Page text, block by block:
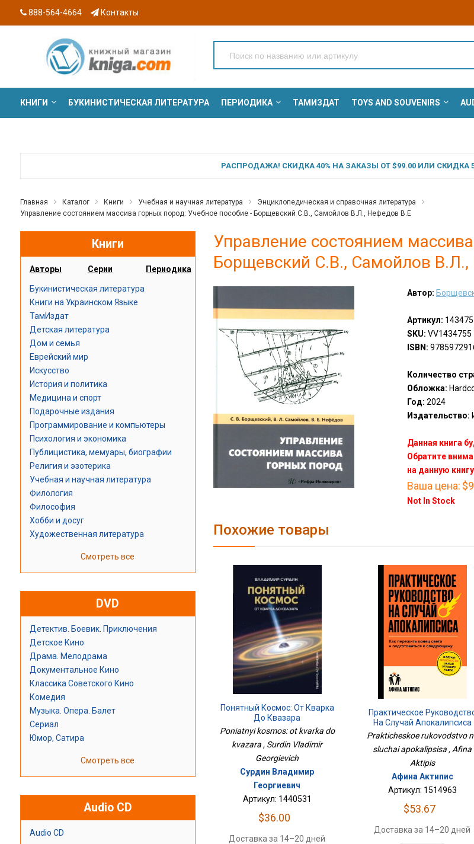
888-564-4664 Контакты
КНИГИ БУКИНИСТИЧЕСКАЯ ЛИТЕРАТУРА ПЕРИОДИКА ТАМИЗДАТ TOYS AND SOUVENIRS
РАСПРОДАЖА! СКИДКА 40% НА ЗАКАЗЫ ОТ $99.00 ИЛИ СКИДКА
Главная Каталог Книги Учебная и научная литература
Энциклопедическая и справочная литература
Управление состоянием массива горных пород: Учебное пособие - Борщевский С.В., Самойлов В.Л., Нефедов В.Е
Книги
Авторы Серии Периодика
Букинистическая литература
Книги на Украинском Языке
ТамИздат
Детская литература
Дом и семья
Еврейский мир
Искусство
История и политика
Медицина и спорт
Подарочные издания
Программирование и компьютеры
Психология и экономика
Публицистика, мемуары, биографии
Религия и эзотерика
Учебная и научная литература
Филология
Философия
Хобби и досуг
Художественная литература
Смотреть все
DVD
Детектив. Боевик. Приключения
Детское Кино
Драма. Мелодрама
Документальное Кино
Классика Советского Кино
Комедия
Музыка. Опера. Балет
Сериал
Юмор, Сатира
Смотреть все
Audio CD
Audio CD
Управление состоянием
Борщевский С.В., Самойлов
Автор:
Артикул:
SKU: VV1434755
ISBN:
Количество
Обложка:
Год: 2024
Издательство:
Данная книга
Обратите
на данную
Ваша цена:
Not In Stock
Похожие товары
Понятный Космос: От Кварка
До Квазара
Poniatnyi kosmos: ot kvarka do
kvazara , Surdin Vladimir
Georgievich
Сурдин Владимир
Георгиевич
Артикул: 1440531
$36.00
Доставка за 14–20 дней
Практическое
На Случай Апокалипсиса
Prakticheskoe rukovodstvo
sluchai apokalipsisa , Afina
Aktipis
Афина Актипис
Артикул: 1514963
$53.67
Доставка за 14–20 дней